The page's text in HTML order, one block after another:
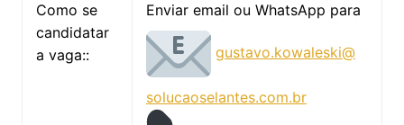
Como se
candidatar
a vaga::
Enviar email ou WhatsApp para
gustavo.kowaleski@
solucaoselantes.com.br